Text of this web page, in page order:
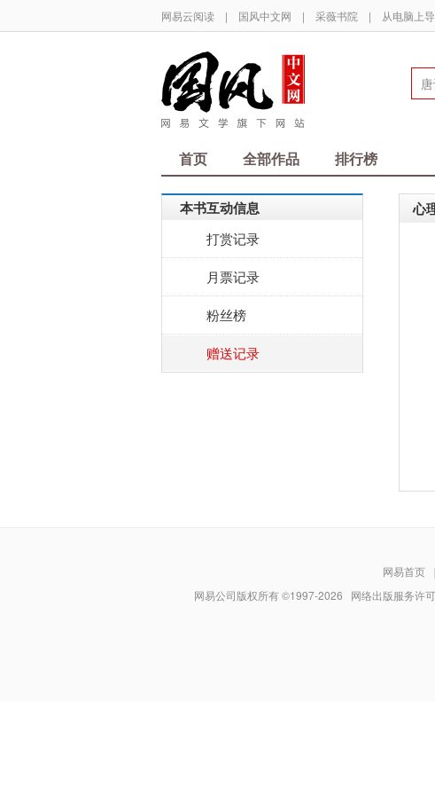
网易云阅读 | 国风中文网 | 采薇书院 | 从电脑上
首页 全部作品 排行榜
本书互动信息
打赏记录
月票记录
粉丝榜
赠送记录
心
网易首页 |
网易公司版权所有 ©1997-2026 网络出版服务许